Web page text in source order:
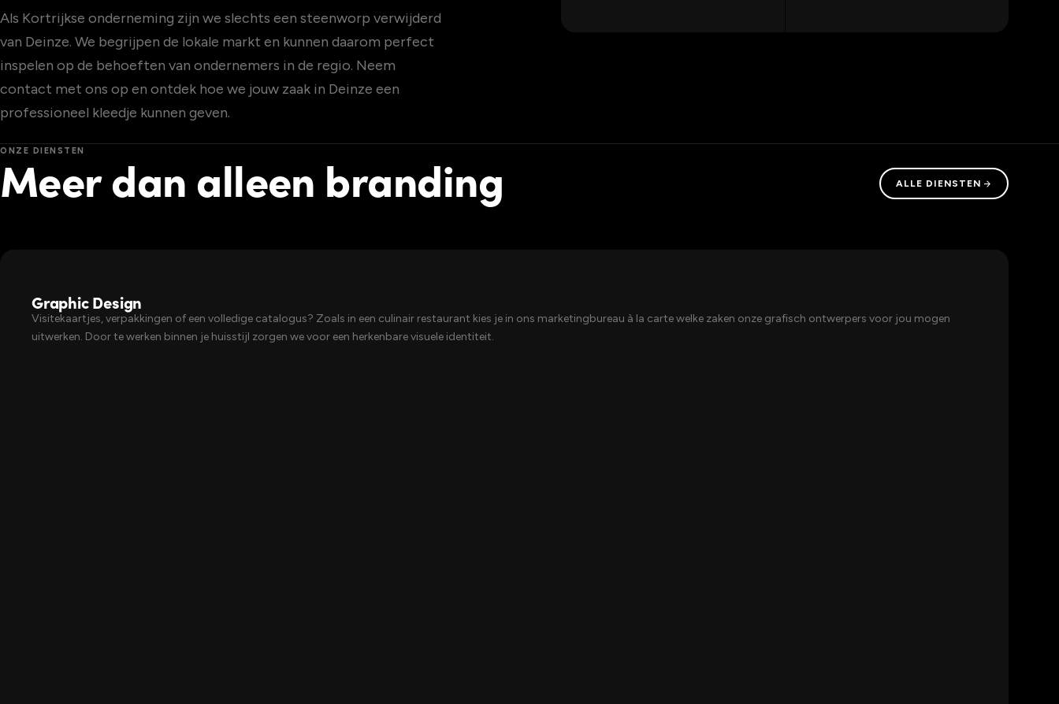
Als Kortrijkse onderneming zijn we slechts een steenworp verwijderd
van Deinze. We begrijpen de lokale markt en kunnen daarom perfect
inspelen op de behoeften van ondernemers in de regio. Neem
contact met ons op en ontdek hoe we jouw zaak in Deinze een
professioneel kleedje kunnen geven.
ONZE DIENSTEN
Meer dan alleen branding ALLE DIENSTEN arrow_forward
Graphic Design
Visitekaartjes, verpakkingen of een volledige catalogus? Zoals in een culinair restaurant kies je in ons marketingbureau à la carte welke zaken onze grafisch ontwerpers voor jou mogen
uitwerken. Door te werken binnen je huisstijl zorgen we voor een herkenbare visuele identiteit.